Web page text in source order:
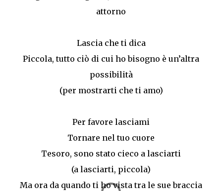
attorno
Lascia che ti dica
Piccola, tutto ciò di cui ho bisogno è un’altra
possibilità
(per mostrarti che ti amo)
Per favore lasciami
Tornare nel tuo cuore
Tesoro, sono stato cieco a lasciarti
(a lasciarti, piccola)
Ma ora da quando ti ho vista tra le sue braccia